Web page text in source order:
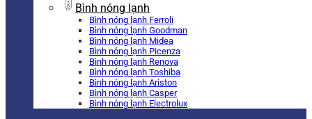
Bình nóng lạnh
Bình nóng lạnh Ferroli
Bình nóng lạnh Goodman
Bình nóng lạnh Midea
Bình nóng lạnh Picenza
Bình nóng lạnh Renova
Bình nóng lạnh Toshiba
Bình nóng lạnh Ariston
Bình nóng lạnh Casper
Bình nóng lạnh Electrolux